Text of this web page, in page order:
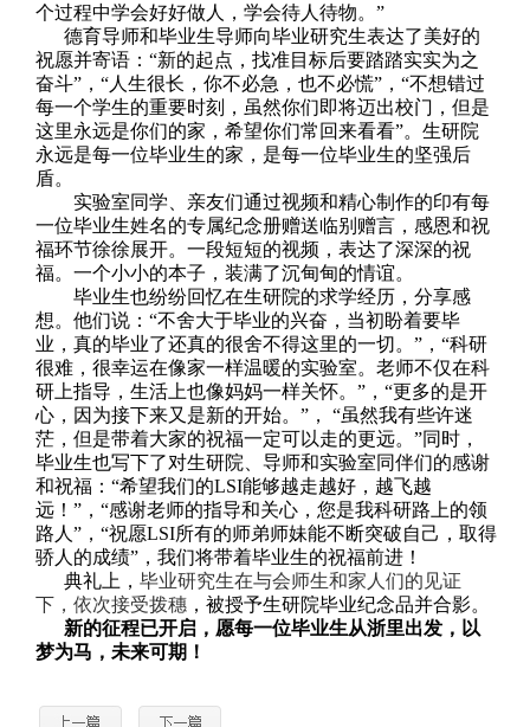
个过程中学会好好做人，学会待人待物。”
德育导师和毕业生导师向毕业研究生表达了美好的
祝愿并寄语： “新的起点，找准目标后要踏踏实实为之
奋斗”，“人生很长，你不必急，也不必慌”，“不想错过
每一个学生的重要时刻，虽然你们即将迈出校门，但是
这里永远是你们的家，希望你们常回来看看”。生研院
永远是每一位毕业生的家，是每一位毕业生的坚强后
盾。
实验室同学、亲友们通过视频和精心制作的印有每
一位毕业生姓名的专属纪念册赠送临别赠言，感恩和祝
福环节徐徐展开。一段短短的视频，表达了深深的祝
福。一个小小的本子，装满了沉甸甸的情谊。
毕业生也纷纷回忆在生研院的求学经历，分享感
想。他们说： “不舍大于毕业的兴奋，当初盼着要毕
业，真的毕业了还真的很舍不得这里的一切。”，“科研
很难，很幸运在像家一样温暖的实验室。老师不仅在科
研上指导，生活上也像妈妈一样关怀。”，“更多的是开
心，因为接下来又是新的开始。”， “虽然我有些许迷
茫，但是带着大家的祝福一定可以走的更远。”同时，
毕业生也写下了对生研院、导师和实验室同伴们的感谢
和祝福：“希望我们的LSI能够越走越好，越飞越
远！”，“感谢老师的指导和关心，您是我科研路上的领
路人”，“祝愿LSI所有的师弟师妹能不断突破自己，取得
骄人的成绩”，我们将带着毕业生的祝福前进！
典礼上， 毕业研究生在与会师生和家人们的见证
下，依次接受拨穗 ，被授予生研院毕业纪念品并合影。
新的征程已开启，愿每一位毕业生从浙里出发，以
梦为马，未来可期！